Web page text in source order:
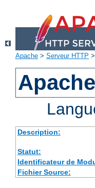
Apache > Serveur HTTP >
Description:
Statut:
Identificateur de
Fichier Source: